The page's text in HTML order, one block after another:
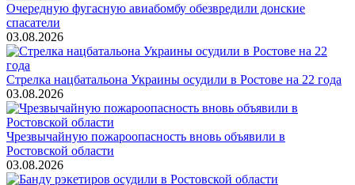
Очередную фугасную авиабомбу обезвредили донские
спасатели
03.08.2026
Стрелка нацбатальона Украины осудили в Ростове на 22 года
03.08.2026
Чрезвычайную пожароопасность вновь объявили в
Ростовской области
03.08.2026